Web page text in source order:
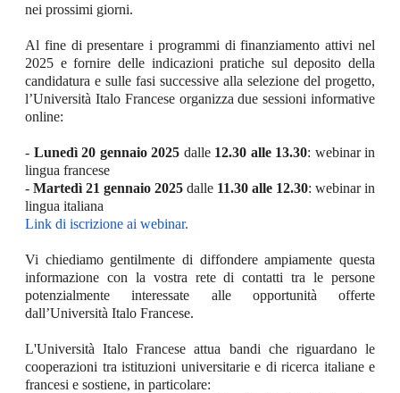
nei prossimi giorni.
Al fine di presentare i programmi di finanziamento attivi nel
2025 e fornire delle indicazioni pratiche sul deposito della
candidatura e sulle fasi successive alla selezione del progetto,
l’Università Italo Francese organizza due sessioni informative
online:
- Lunedì 20 gennaio 2025 dalle 12.30 alle 13.30: webinar in
lingua francese
- Martedì 21 gennaio 2025 dalle 11.30 alle 12.30: webinar in
lingua italiana
Link di iscrizione ai webinar.
Vi chiediamo gentilmente di diffondere ampiamente questa
informazione con la vostra rete di contatti tra le persone
potenzialmente interessate alle opportunità offerte
dall’Università Italo Francese.
L'Università Italo Francese attua bandi che riguardano le
cooperazioni tra istituzioni universitarie e di ricerca italiane e
francesi e sostiene, in particolare: